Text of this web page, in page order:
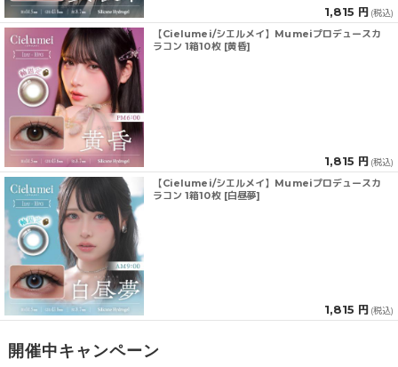
1,815 円 (税込)
【Cielumei/シエルメイ】Mumeiプロデュースカ
ラコン 1箱10枚 [黄昏]
1,815 円 (税込)
【Cielumei/シエルメイ】Mumeiプロデュースカ
ラコン 1箱10枚 [白昼夢]
1,815 円 (税込)
開催中キャンペーン